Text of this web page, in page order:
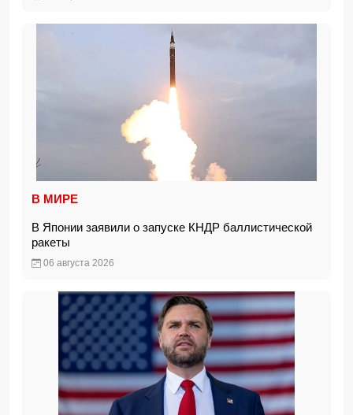
В МИРЕ
В Японии заявили о запуске КНДР баллистической
ракеты
06 августа 2026